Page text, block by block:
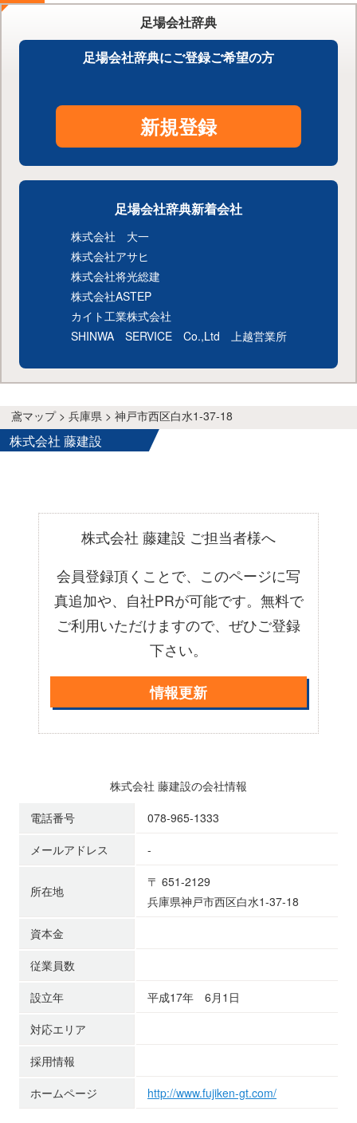
足場会社辞典
足場会社辞典にご登録ご希望の方
新規登録
足場会社辞典新着会社
株式会社 大一
株式会社アサヒ
株式会社将光総建
株式会社ASTEP
カイト工業株式会社
SHINWA SERVICE Co.,Ltd 上越営業所
鳶マップ > 兵庫県 > 神戸市西区白水1-37-18
株式会社 藤建設
株式会社 藤建設 ご担当者様へ
会員登録頂くことで、このページに写
真追加や、自社PRが可能です。無料で
ご利用いただけますので、ぜひご登録
下さい。
情報更新
株式会社 藤建設の会社情報
電話番号
078-965-1333
メールアドレス
-
所在地
〒 651-2129
兵庫県神戸市西区白水1-37-18
資本金
従業員数
設立年
平成17年 6月1日
対応エリア
採用情報
ホームページ
http://www.fujiken-gt.com/